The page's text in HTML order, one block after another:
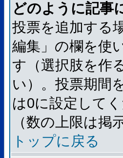
どのように記事
投票を追加する
編集」の欄を使
す（選択肢を作
い）。投票期間
は0に設定して
（数の上限は掲
トップに戻る